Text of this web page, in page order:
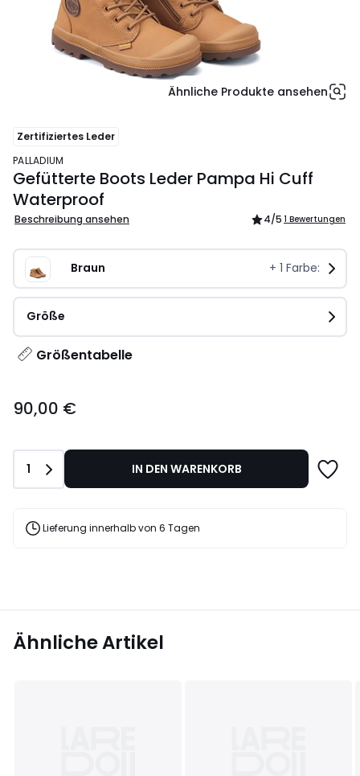
Ähnliche Produkte ansehen
Zertifiziertes Leder
PALLADIUM
Gefütterte Boots Leder Pampa Hi Cuff
Waterproof
Beschreibung ansehen 4/5 1 Bewertungen
Braun + 1 Farbe:
Größe
Größentabelle
€.
90,00 €
Anzahl
1 IN DEN WARENKORB
Lieferung innerhalb von 6 Tagen
Ähnliche Artikel